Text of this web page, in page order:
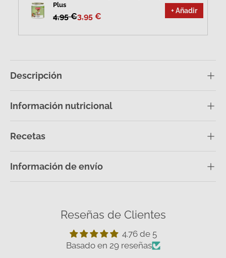
Plus
4,95 €3,95 €
+ Añadir
Descripción
Información nutricional
Recetas
Información de envío
Reseñas de Clientes
4.76 de 5
Basado en 29 reseñas